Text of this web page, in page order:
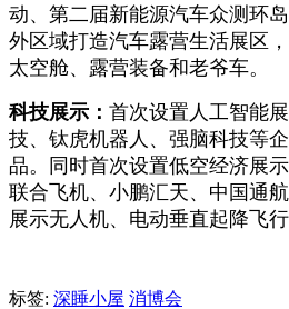
动、第二届新能源汽车众测环
外区域打造汽车露营生活展区
太空舱、露营装备和老爷车。
科技展示： 首次设置人工智能
技、钛虎机器人、强脑科技等
品。同时首次设置低空经济展
联合飞机、小鹏汇天、中国通
展示无人机、电动垂直起降飞
标签: 深睡小屋 消博会